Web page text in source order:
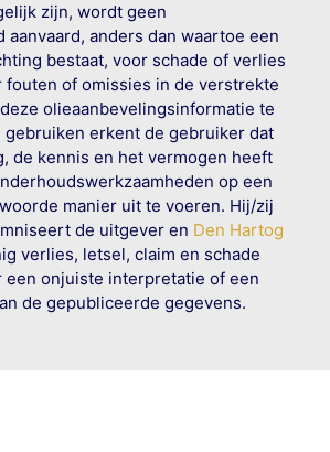
zijn, wordt geen
aanvaard, anders dan waartoe een
bestaat, voor schade of verlies
fouten of omissies in de verstrekte
olieaanbevelingsinformatie te
gebruiken erkent de gebruiker dat
de kennis en het vermogen heeft
op een
manier uit te voeren. Hij/zij
de uitgever en Den Hartog
verlies, letsel, claim en schade
een onjuiste interpretatie of een
de gepubliceerde gegevens.